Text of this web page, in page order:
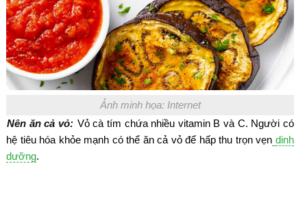
Ảnh minh họa: Internet
Nên ăn cả vỏ: Vỏ cà tím chứa nhiều vitamin B và C. Người có
hệ tiêu hóa khỏe mạnh có thể ăn cả vỏ để hấp thu trọn vẹn dinh
dưỡng.